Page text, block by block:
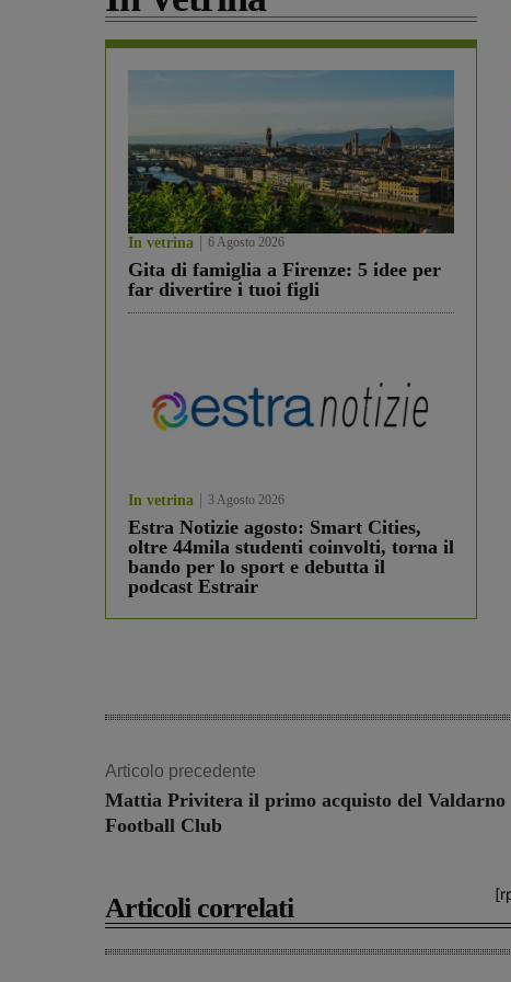
In vetrina 6 Agosto 2026
Gita di famiglia a Firenze: 5 idee per
far divertire i tuoi figli
In vetrina 3 Agosto 2026
Estra Notizie agosto: Smart Cities,
oltre 44mila studenti coinvolti, torna il
bando per lo sport e debutta il
podcast Estrair
Articolo precedente
Mattia Privitera il primo acquisto del Valdarno
Football Club
Articoli correlati